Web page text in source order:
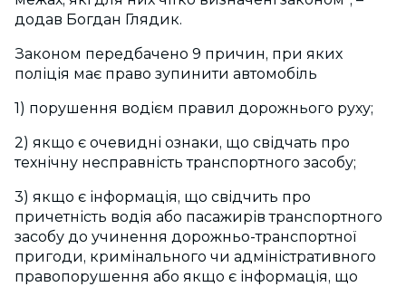
додав Богдан Глядик.
Законом передбачено 9 причин, при яких
поліція має право зупинити автомобіль
1) порушення водієм правил дорожнього руху;
2) якщо є очевидні ознаки, що свідчать про
технічну несправність транспортного засобу;
3) якщо є інформація, що свідчить про
причетність водія або пасажирів транспортного
засобу до учинення дорожньо-транспортної
пригоди, кримінального чи адміністративного
правопорушення або якщо є інформація, що